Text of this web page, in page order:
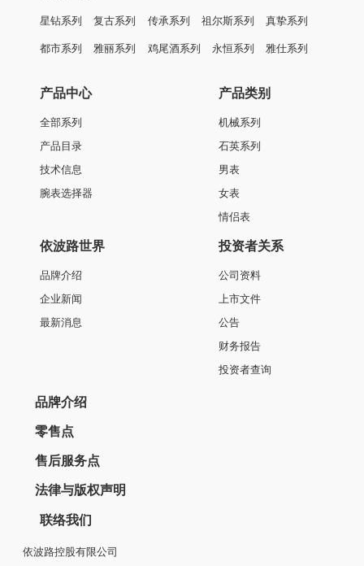
星钻系列 复古系列 传承系列 祖尔斯系列 真挚系列
都市系列 雅丽系列 鸡尾酒系列 永恒系列 雅仕系列
产品中心
全部系列
产品目录
技术信息
腕表选择器
产品类别
机械系列
石英系列
男表
女表
情侣表
依波路世界
品牌介绍
企业新闻
最新消息
投资者关系
公司资料
上市文件
公告
财务报告
投资者查询
品牌介绍
零售点
售后服务点
法律与版权声明
联络我们
依波路控股有限公司